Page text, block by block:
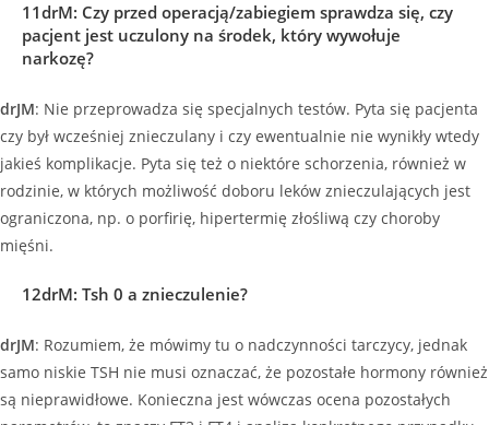
11drM: Czy przed operacją/zabiegiem sprawdza się, czy
pacjent jest uczulony na środek, który wywołuje
narkozę?
drJM: Nie przeprowadza się specjalnych testów. Pyta się pacjenta
czy był wcześniej znieczulany i czy ewentualnie nie wynikły wtedy
jakieś komplikacje. Pyta się też o niektóre schorzenia, również w
rodzinie, w których możliwość doboru leków znieczulających jest
ograniczona, np. o porfirię, hipertermię złośliwą czy choroby
mięśni.
12drM: Tsh 0 a znieczulenie?
drJM: Rozumiem, że mówimy tu o nadczynności tarczycy, jednak
samo niskie TSH nie musi oznaczać, że pozostałe hormony również
są nieprawidłowe. Konieczna jest wówczas ocena pozostałych